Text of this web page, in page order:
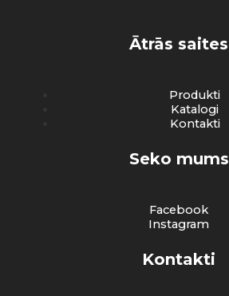
Ātrās saites
Produkti
Katalogi
Kontakti
Seko mums
Facebook
Instagram
Kontakti